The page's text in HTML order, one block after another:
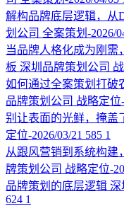
解构品牌底层逻辑，从
划公司 全案策划-2026/
当品牌人格化成为刚需
板 深圳品牌策划公司
如何通过全案策划打破
品牌策划公司 战略定位
别让表面的光鲜，掩盖
定位-2026/03/21 585 1
从跟风营销到系统构建
牌策划公司 战略定位-
品牌策划的底层逻辑 深
624 1